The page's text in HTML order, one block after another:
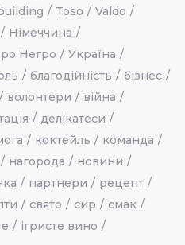
Toso
Valdo
Німеччина
Негро
Україна
благодійність
бізнес
волонтери
війна
делікатеси
коктейль
команда
нагорода
новини
партнери
рецепт
свято сир
смак
ігристе вино